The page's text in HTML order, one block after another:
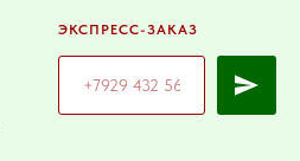
ЭКСПРЕСС-ЗАКАЗ